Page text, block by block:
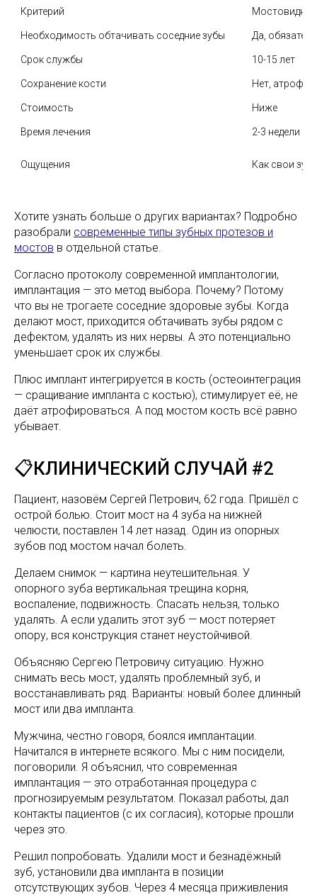
Критерий
Необходимость обтачивать соседние зубы Да,
Срок службы 10-15 лет
Сохранение кости Нет,
Стоимость Ниже
Время лечения 2-3 недели
Ощущения Как свои
Хотите узнать больше о других вариантах? Подробно
разобрали современные типы зубных протезов и
мостов в отдельной статье.
Согласно протоколу современной имплантологии,
имплантация — это метод выбора. Почему? Потому
что вы не трогаете соседние здоровые зубы. Когда
делают мост, приходится обтачивать зубы рядом с
дефектом, удалять из них нервы. А это потенциально
уменьшает срок их службы.
Плюс имплант интегрируется в кость (остеоинтеграция
— сращивание импланта с костью), стимулирует её, не
даёт атрофироваться. А под мостом кость всё равно
убывает.
📋КЛИНИЧЕСКИЙ СЛУЧАЙ #2
Пациент, назовём Сергей Петрович, 62 года. Пришёл с
острой болью. Стоит мост на 4 зуба на нижней
челюсти, поставлен 14 лет назад. Один из опорных
зубов под мостом начал болеть.
Делаем снимок — картина неутешительная. У
опорного зуба вертикальная трещина корня,
воспаление, подвижность. Спасать нельзя, только
удалять. А если удалить этот зуб — мост потеряет
опору, вся конструкция станет неустойчивой.
Объясняю Сергею Петровичу ситуацию. Нужно
снимать весь мост, удалять проблемный зуб, и
восстанавливать ряд. Варианты: новый более длинный
мост или два импланта.
Мужчина, честно говоря, боялся имплантации.
Начитался в интернете всякого. Мы с ним посидели,
поговорили. Я объяснил, что современная
имплантация — это отработанная процедура с
прогнозируемым результатом. Показал работы, дал
контакты пациентов (с их согласия), которые прошли
через это.
Решил попробовать. Удалили мост и безнадёжный
зуб, установили два импланта в позиции
отсутствующих зубов. Через 4 месяца приживления